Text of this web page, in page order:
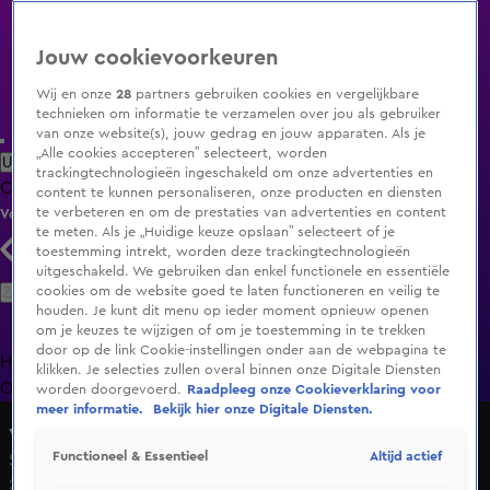
Uitzending Gemist Populaire programma's Zenders Genres
ClipsFilmsRadioSmart TV inlogShop
Volg KIJK
Zoeken
HomeUitzending Gemist Programma's De Bondgenoten
OranjezomerLivestreamsShop
vtwonen weer verliefd op je huis
Seizoen 18, aflevering 7
2 apr 2023, 18:59
Jouw cookievoorkeuren
Wij en onze28 partners gebruiken cookies en vergelijkbare
technieken om informatie te verzamelen over jou als gebruiker
van onze website(s), jouw gedrag en jouw apparaten. Als je
„Alle cookies accepteren” selecteert, worden
trackingtechnologieën ingeschakeld om onze advertenties en
content te kunnen personaliseren, onze producten en diensten
te verbeteren en om de prestaties van advertenties en content
te meten. Als je „Huidige keuze opslaan” selecteert of je
toestemming intrekt, worden deze trackingtechnologieën
uitgeschakeld. We gebruiken dan enkel functionele en essentiële
cookies om de website goed te laten functioneren en veilig te
houden. Je kunt dit menu op ieder moment opnieuw openen
om je keuzes te wijzigen of om je toestemming in te trekken
door op de link Cookie-instellingen onder aan de webpagina te
klikken. Je selecties zullen overal binnen onze Digitale Diensten
worden doorgevoerd.
Raadpleeg onze Cookieverklaring voor
meer informatie.
Bekijk hier onze Digitale Diensten.
Functioneel & Essentieel Altijd actief